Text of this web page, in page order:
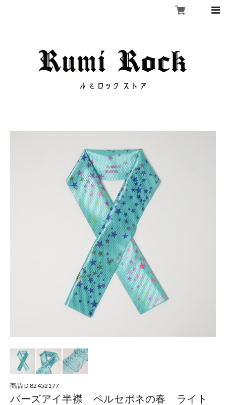
商品ID:82452177
バーズアイ半襟 ペルセポネの春 ライト